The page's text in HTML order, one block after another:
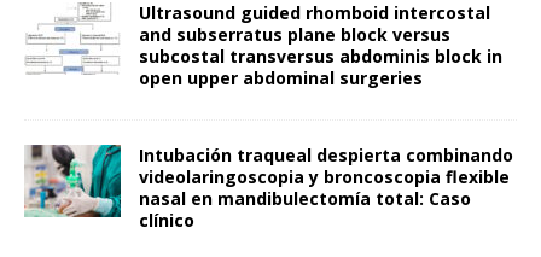
Ultrasound guided rhomboid intercostal
and subserratus plane block versus
subcostal transversus abdominis block in
open upper abdominal surgeries
Intubación traqueal despierta combinando
videolaringoscopia y broncoscopia flexible
nasal en mandibulectomía total: Caso
clínico